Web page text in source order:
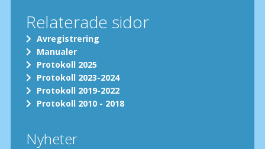
Relaterade sidor
Avregistrering
Manualer
Protokoll 2025
Protokoll 2023-2024
Protokoll 2019-2022
Protokoll 2010 - 2018
Nyheter